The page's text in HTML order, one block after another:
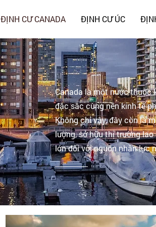
ĐỊNH CƯ CANADA ĐỊNH CƯ ÚC
Canada là một nước thuộc
đặc sắc cùng nền kinh tế
Không chỉ vậy, đây còn là
lượng, sở hữu thị trường
lớn đối với nguồn nhân lực